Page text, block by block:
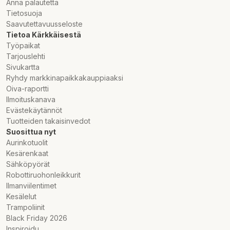
tillbehör och karaktärer från Bluey TV-serien som kommer att
inspirera barn över 4 år att engagera sig i fantasifulla rollspel
med Bluey och hans familj.
Det modulära huset har flera rum och innehåller 4 minifigurer -
Bluey, Bingo, Chili (Blueys mamma) och Rontti (Blueys pappa).
Setet innehåller också tillbehör som en regnbågshalsduk, en
trollstav och ett förstoringsglas. Alla rum kan tas loss från
strukturen för en mängd olika lekaktiviteter. I lekrummet finns
ett dockskåp, ett piano och ett matstånd. Köket har kylskåp,
ugn, spis, bord och stolar. På övervåningen finns ett sovrum
för mamma och pappa samt ett badrum. På vinden finns Bluey
och Bingos sovrum med mattor, lampor och en Flap-Max-figur.
Bakom väggen finns drottningens tron och en tekanna, kopp
och groda. I trädgården finns ett stort träd med en korvbulle,
pizza, vattenkran, alven Severi och en boll.
LEGO® 4+ set levereras med färgglada instruktioner och en
startbit så att du kan börja ha roligt direkt.
Bluey's House Playset - Lämpligt för pojkar och flickor
från 4 år, Bluey's Family House Playset engagerar barn i
Anna palautetta
Tietosuoja
Saavutettavuusseloste
Tietoa Kärkkäisestä
Työpaikat
Tarjouslehti
Sivukartta
Ryhdy markkinapaikkakauppiaaksi
Oiva-raportti
Ilmoituskanava
Evästekäytännöt
Tuotteiden takaisinvedot
Suosittua nyt
Aurinkotuolit
Kesärenkaat
Sähköpyörät
Robottiruohonleikkurit
Ilmanviilentimet
Kesälelut
Trampoliinit
Black Friday 2026